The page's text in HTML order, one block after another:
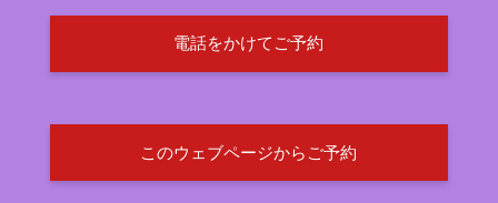
電話をかけてご予約
このウェブページからご予約